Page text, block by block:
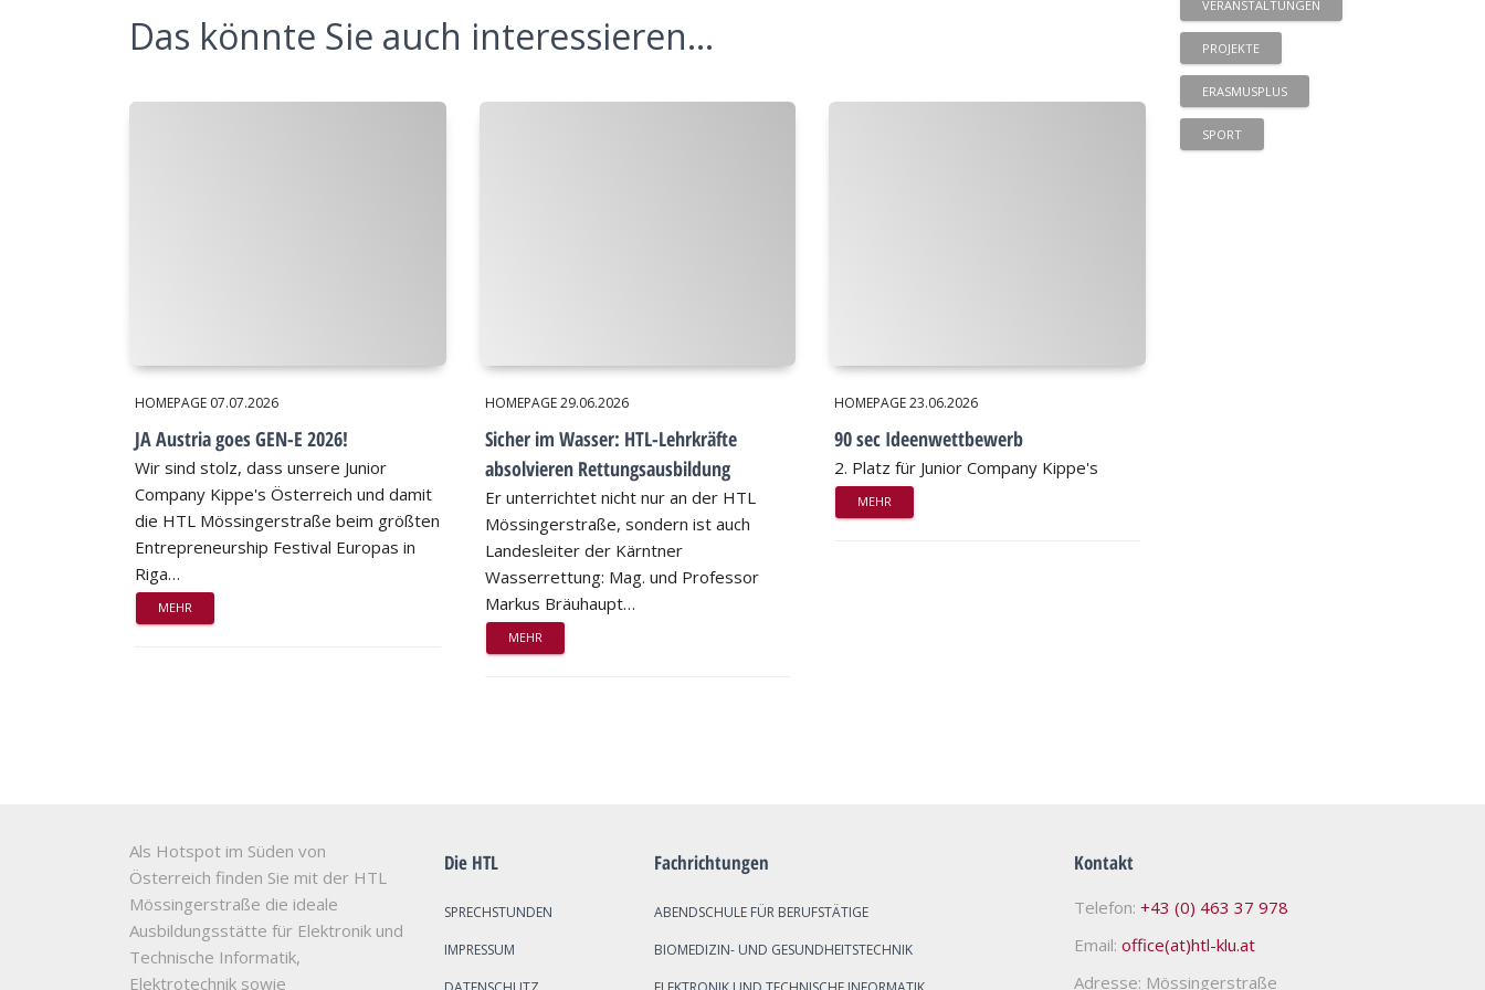
Das könnte Sie auch interessieren...
HOMEPAGE 07.07.2026
JA Austria goes GEN-E 2026!
Wir sind stolz, dass unsere Junior
Company Kippe's Österreich und damit
die HTL Mössingerstraße beim größten
Entrepreneurship Festival Europas in
Riga…
MEHR
HOMEPAGE29.06.2026
Sicher im Wasser: HTL-Lehrkräfte
absolvieren Rettungsausbildung
Er unterrichtet nicht nur an der HTL
Mössingerstraße, sondern ist auch
Landesleiter der Kärntner
Wasserrettung: Mag. und Professor
Markus Bräuhaupt…
MEHR
HOMEPAGE23.06.2026
90 sec Ideenwettbewerb
2. Platz für Junior Company Kippe's
MEHR
VERANSTALTUNGEN
PROJEKTE
ERASMUSPLUS
SPORT
Als Hotspot im Süden von
Österreich finden Sie mit der HTL
Mössingerstraße die ideale
Ausbildungsstätte für Elektronik und
Technische Informatik,
Elektrotechnik sowie
Die HTL
SPRECHSTUNDEN
IMPRESSUM
Fachrichtungen
ABENDSCHULE FÜR BERUFSTÄTIGE
BIOMEDIZIN- UND GESUNDHEITSTECHNIK
Kontakt
Telefon: +43 (0) 463 37 978
Email: office(at)htl-klu.at
Adresse: Mössingerstraße